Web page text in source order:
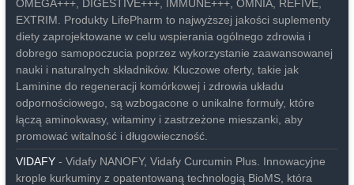
OMEGA+++, DIGESTIVE+++, IMMUNE+++, OMNIA, REFIVE,
EXTRIM. Produkty LifePharm to najwyższej jakości suplementy
diety zaprojektowane w celu wspierania ogólnego zdrowia i
dobrego samopoczucia poprzez wykorzystanie zaawansowanej
nauki i naturalnych składników. Kluczowe oferty, takie jak
Laminine do regeneracji komórkowej i zdrowia układu
odpornościowego, są wzbogacone o unikalne formuły, które
łączą aminokwasy, witaminy i zastrzeżone mieszanki, aby
promować witalność i długowieczność.
VIDAFY- Vidafy NANOFY, Vidafy Curcumin Plus. Innowacyjne
krople kurkuminy z opatentowaną technologią BioMS, która